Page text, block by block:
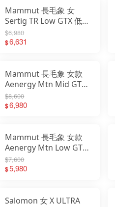
Mammut 長毛象 女
Sertig TR Low GTX 低筒
防水登山鞋 3030-05010
$6,980
$6,631
Mammut 長毛象 女款
Aenergy Mtn Mid GTX
防水中筒健行鞋 3030-
05330
$8,600
$6,980
Mammut 長毛象 女款
Aenergy Mtn Low GTX
防水低筒越野健行鞋
3030-05310
$7,600
$5,980
Salomon 女 X ULTRA